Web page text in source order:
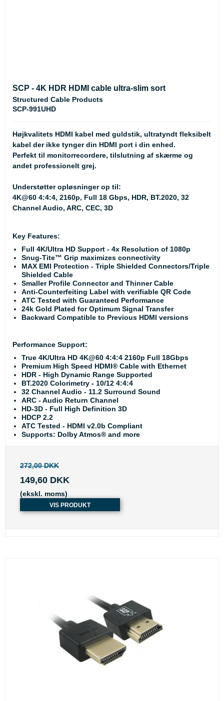
SCP - 4K HDR HDMI cable ultra-slim sort
Structured Cable Products
SCP-991UHD
Højkvalitets HDMI kabel med guldstik, ultratyndt fleksibelt
kabel der ikke tynger din HDMI port i din enhed.
Perfekt til monitorrecordere, tilslutning af skærme og
andet professionelt grej.
Understøtter opløsninger op til:
4K@60 4:4:4, 2160p, Full 18 Gbps, HDR, BT.2020, 32
Channel Audio, ARC, CEC, 3D
Key Features:
Full 4K/Ultra HD Support - 4x Resolution of 1080p
Snug-Tite™ Grip maximizes connectivity
MAX EMI Protection - Triple Shielded Connectors/Triple
Shielded Cable
Smaller Profile Connector and Thinner Cable
Anti-Counterfeiting Label with verifiable QR Code
ATC Tested with Guaranteed Performance
24k Gold Plated for Optimum Signal Transfer
Backward Compatible to Previous HDMI versions
Performance Support:
True 4K/Ultra HD 4K@60 4:4:4 2160p Full 18Gbps
Premium High Speed HDMI® Cable with Ethernet
HDR - High Dynamic Range Supported
BT.2020 Colorimetry - 10/12 4:4:4
32 Channel Audio - 11.2 Surround Sound
ARC - Audio Return Channel
HD-3D - Full High Definition 3D
HDCP 2.2
ATC Tested - HDMI v2.0b Compliant
Supports: Dolby Atmos® and more
272,00 DKK
149,60 DKK
(ekskl. moms)
VIS PRODUKT